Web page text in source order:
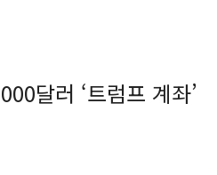
달러 ‘트럼프 계좌’